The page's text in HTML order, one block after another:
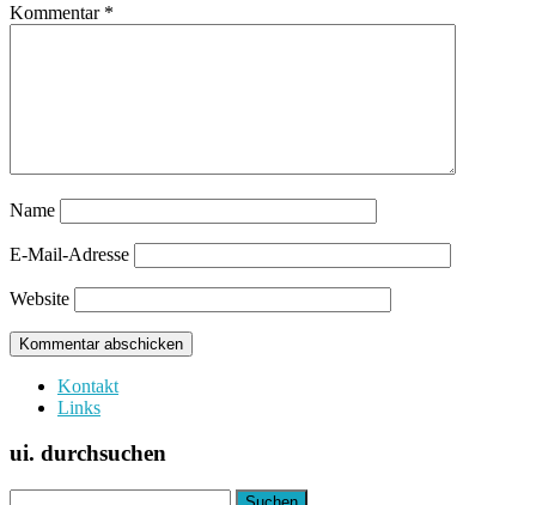
Kommentar *
Name
E-Mail-Adresse
Website
Kontakt
Links
ui. durchsuchen